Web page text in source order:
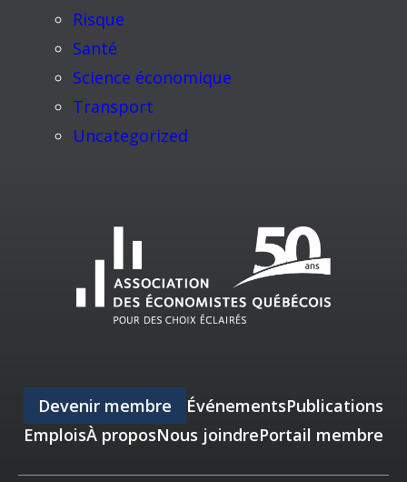
Risque
Santé
Science économique
Transport
Uncategorized
Devenir membre ÉvénementsPublications
EmploisÀ proposNous joindrePortail membre